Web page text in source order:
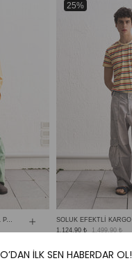
SOLUK EFEKTLİ KARGO YEŞİL PANTOLON
25%
1,124.90 ₺
1,499.90 ₺
İLK SEN HABERDAR OL!